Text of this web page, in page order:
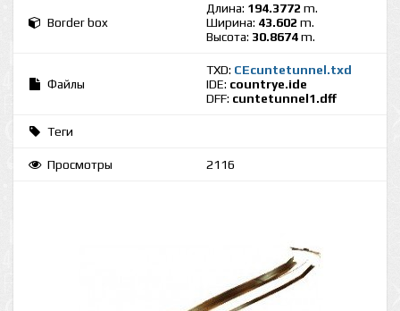
Border box
Длина: 194.3772 m.
Ширина: 43.602 m.
Высота: 30.8674m.
Файлы
TXD: CEcuntetunnel.txd
IDE: countrye.ide
DFF: cuntetunnel1.dff
Теги
Просмотры 2116